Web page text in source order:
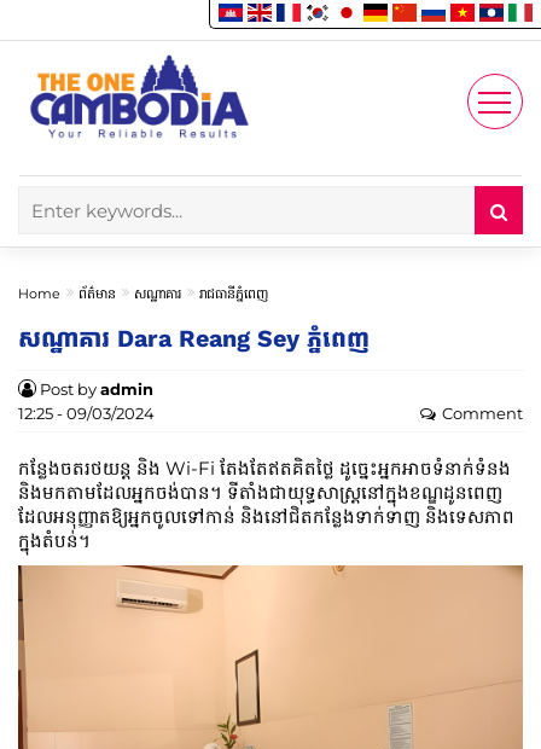
Account
Enjoy
Home ព័ត៌មាន សណ្ឋាគារ រាជធានីភ្នំពេញ
សណ្ឋាគារ Dara Reang Sey ភ្នំពេញ
Post byadmin
12:25 - 09/03/2024
Comment
កន្លែងចតរថយន្ត និង Wi-Fi តែងតែឥតគិតថ្លៃ ដូច្នេះអ្នកអាចទំនាក់ទំនង
និងមកតាមដែលអ្នកចង់បាន។ ទីតាំងជាយុទ្ធសាស្ត្រនៅក្នុងខណ្ឌដូនពេញ
ដែលអនុញ្ញាតឱ្យអ្នកចូលទៅកាន់ និងនៅជិតកន្លែងទាក់ទាញ និងទេសភាព
ក្នុងតំបន់។